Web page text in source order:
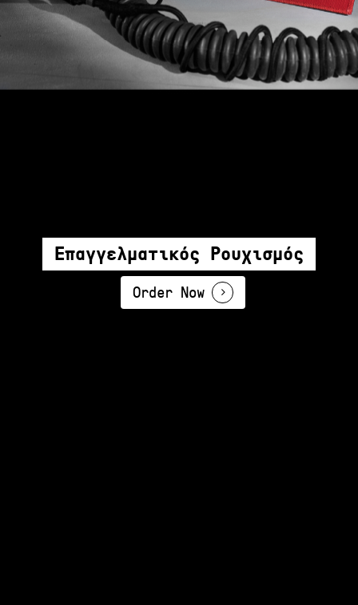
Επαγγελματικός Ρουχισμός
Order Now